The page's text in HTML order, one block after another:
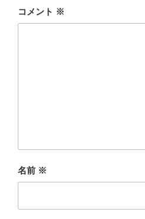
コメント ※
名前 ※